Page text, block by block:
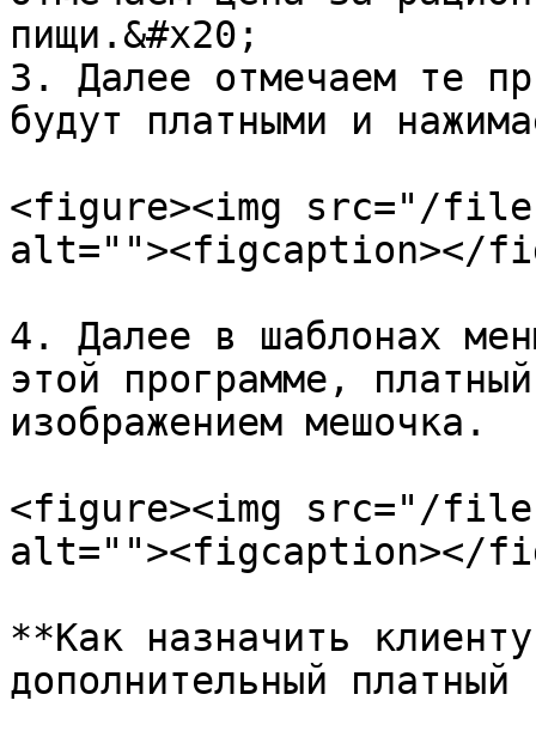
пищи.&#x20;
3. Далее отмечаем те
будут платными и
<figure><img src="/files/
alt=""><figcaption></
4. Далее в шаблонах
этой программе,
изображением мешочка.
<figure><img src="/
alt=""><figcaption></
**Как назначить
дополнительный